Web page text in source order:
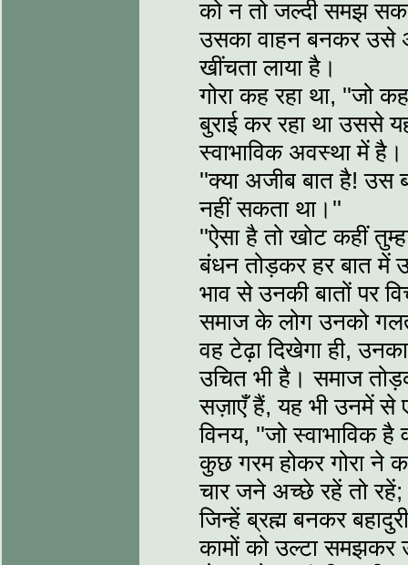
को न तो जल्दी समझ
उसका वाहन बनकर उसे
खींचता लाया है।
गोरा कह रहा था, ''जो
बुराई कर रहा था उससे
स्वाभाविक अवस्था में
''क्या अजीब बात है! उस
नहीं सकता था।''
''ऐसा है तो खोट कहीं
बंधन तोड़कर हर बात में
भाव से उनकी बातों पर
समाज के लोग उनको
वह टेढ़ा दिखेगा ही,
उचित भी है। समाज
सज़ाएँ हैं, यह भी उनमें से
विनय, ''जो स्वाभाविक
कुछ गरम होकर गोरा ने
चार जने अच्छे रहें तो रहें;
जिन्हें ब्रह्म बनकर
कामों को उल्टा समझकर